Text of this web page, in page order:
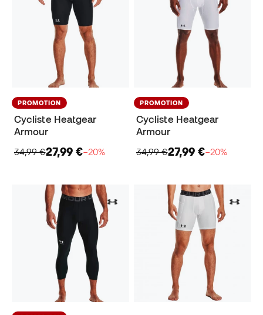
PROMOTION
Cycliste Heatgear
Armour
34,99 €27,99 €−20%
PROMOTION
Cycliste Heatgear
Armour
34,99 €27,99 €−20%